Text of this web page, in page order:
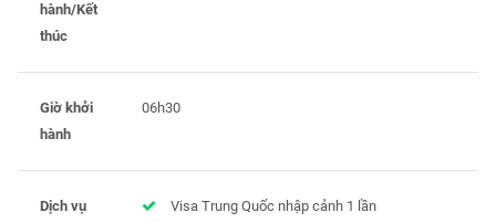
hành/Kết
thúc
Giờ khởi
hành
06h30
Dịch vụ
Visa Trung Quốc nhập cảnh 1 lần